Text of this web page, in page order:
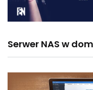
Serwer NAS w